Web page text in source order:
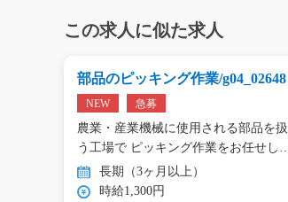
この求人に似た求人
部品のピッキング作業/g04_02648
NEW 急募
農業・産業機械に使用される部品を扱
う工場で ピッキング作業をお任せし
ま… 長期（3ヶ月以上）
時給1,300円